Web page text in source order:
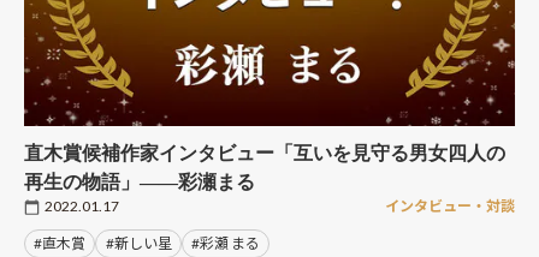
直木賞候補作家インタビュー「互いを見守る男女四人の
再生の物語」――彩瀬まる
2022.01.17 インタビュー・対談
#直木賞 #新しい星 #彩瀬 まる